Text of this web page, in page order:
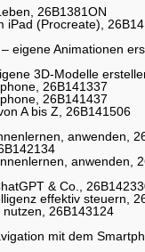
26B1381ON
iPad (Procreate),
eigene Animationen
3D-Modelle
26B141337
26B141437
A bis Z, 26B141506
anwenden,
anwenden,
& Co.,
effektiv steuern,
26B143124
mit dem